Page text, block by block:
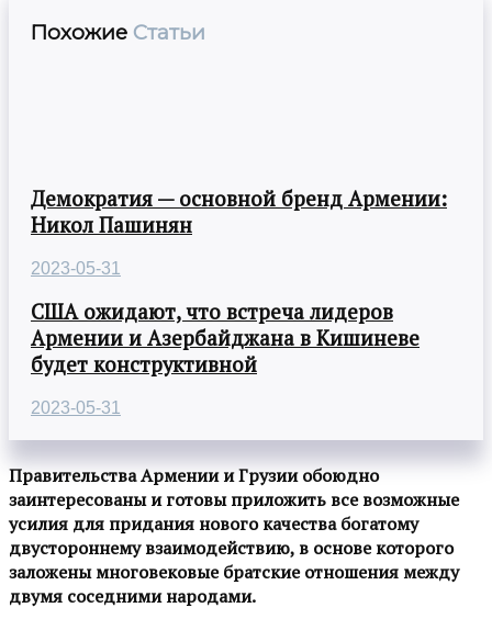
Похожие Статьи
Демократия — основной бренд Армении:
Никол Пашинян
2023-05-31
США ожидают, что встреча лидеров
Армении и Азербайджана в Кишиневе
будет конструктивной
2023-05-31
Правительства Армении и Грузии обоюдно
заинтересованы и готовы приложить все возможные
усилия для придания нового качества богатому
двустороннему взаимодействию, в основе которого
заложены многовековые братские отношения между
двумя соседними народами.